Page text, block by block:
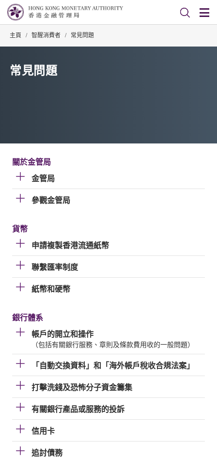
主頁 / 智醒消費者 / 常見問題
常見問題
關於金管局
金管局
參觀金管局
貨幣
申請複製香港流通紙幣
聯繫匯率制度
紙幣和硬幣
銀行體系
帳戶的開立和操作
（包括有關銀行服務、章則及條款費用收的一般問題）
「自動交換資料」和「海外帳戶稅收合規法案」
打擊洗錢及恐怖分子資金籌集
有關銀行產品或服務的投訴
信用卡
追討債務